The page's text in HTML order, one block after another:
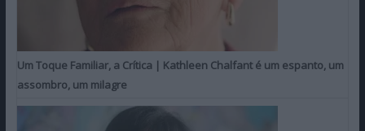
Um Toque Familiar, a Crítica | Kathleen Chalfant é um espanto, um
assombro, um milagre